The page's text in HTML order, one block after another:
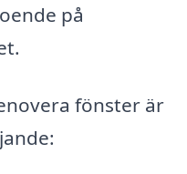
på
fönster är